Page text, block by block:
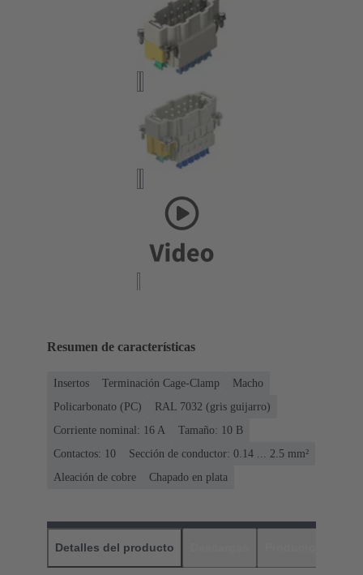
Resumen de características
Insertos Terminación Cage-Clamp
Macho
Policarbonato (PC)
RAL 7032 (gris guijarro)
Corriente nominal: ‌16 A
Tamaño: 10 B
Contactos: 10
Sección de conductor: 0.14 ... 2.5 mm²
Aleación de cobre
Chapado en plata
Detalles del producto